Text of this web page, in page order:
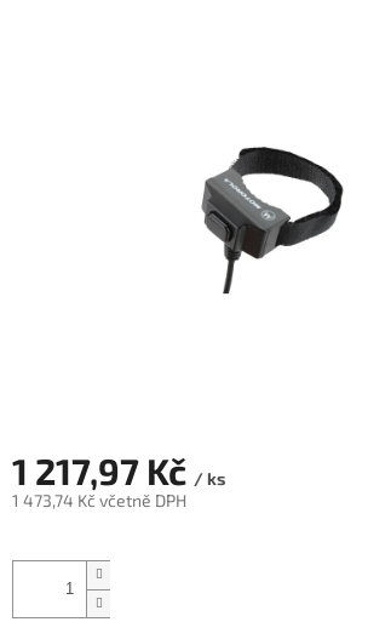
1 217,97 Kč / ks
1 473,74 Kč včetně DPH
cena: